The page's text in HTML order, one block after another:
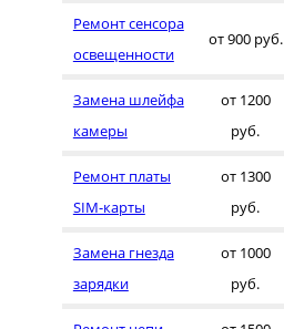
Ремонт сенсора
освещенности
от 900 руб.
Замена шлейфа
камеры
от 1200
руб.
Ремонт платы
SIM-карты
от 1300
руб.
Замена гнезда
зарядки
от 1000
руб.